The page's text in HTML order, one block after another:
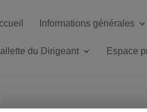
Informations générales
du Dirigeant Espace